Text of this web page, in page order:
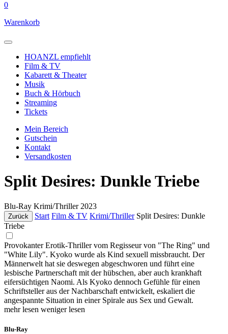
0
Warenkorb
HOANZL empfiehlt
Film & TV
Kabarett & Theater
Musik
Buch & Hörbuch
Streaming
Tickets
Mein Bereich
Gutschein
Kontakt
Versandkosten
Split Desires: Dunkle Triebe
Blu-Ray Krimi/Thriller 2023
Zurück Start Film & TV Krimi/Thriller Split Desires: Dunkle
Triebe
Provokanter Erotik-Thriller vom Regisseur von "The Ring" und
"White Lily". Kyoko wurde als Kind sexuell missbraucht. Der
Männerwelt hat sie deswegen abgeschworen und führt eine
lesbische Partnerschaft mit der hübschen, aber auch krankhaft
eifersüchtigen Naomi. Als Kyoko dennoch Gefühle für einen
Schriftsteller aus der Nachbarschaft entwickelt, eskaliert die
angespannte Situation in einer Spirale aus Sex und Gewalt.
mehr lesen weniger lesen
Blu-Ray